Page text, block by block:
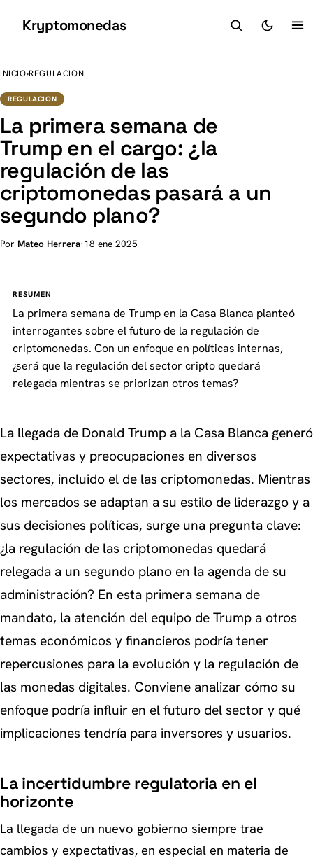
Kryptomonedas
INICIO›REGULACION
REGULACION
La primera semana de
Trump en el cargo: ¿la
regulación de las
criptomonedas pasará a un
segundo plano?
Por Mateo Herrera·18 ene 2025
RESUMEN
La primera semana de Trump en la Casa Blanca planteó
interrogantes sobre el futuro de la regulación de
criptomonedas. Con un enfoque en políticas internas,
¿será que la regulación del sector cripto quedará
relegada mientras se priorizan otros temas?
La llegada de Donald Trump a la Casa Blanca generó
expectativas y preocupaciones en diversos
sectores, incluido el de las criptomonedas. Mientras
los mercados se adaptan a su estilo de liderazgo y a
sus decisiones políticas, surge una pregunta clave:
¿la regulación de las criptomonedas quedará
relegada a un segundo plano en la agenda de su
administración? En esta primera semana de
mandato, la atención del equipo de Trump a otros
temas económicos y financieros podría tener
repercusiones para la evolución y la regulación de
las monedas digitales. Conviene analizar cómo su
enfoque podría influir en el futuro del sector y qué
implicaciones tendría para inversores y usuarios.
La incertidumbre regulatoria en el
horizonte
La llegada de un nuevo gobierno siempre trae
cambios y expectativas, en especial en materia de